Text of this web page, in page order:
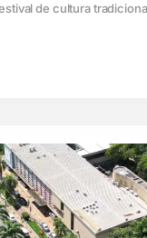
de cultura